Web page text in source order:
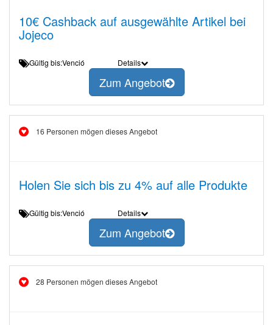
10€ Cashback auf ausgewählte Artikel bei
Jojeco
Gültig bis:Venció Details
Zum Angebot
16 Personen mögen dieses Angebot
Holen Sie sich bis zu 4% auf alle Produkte
Gültig bis:Venció Details
Zum Angebot
28 Personen mögen dieses Angebot